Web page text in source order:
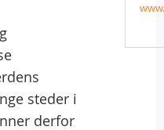
steder i
derfor